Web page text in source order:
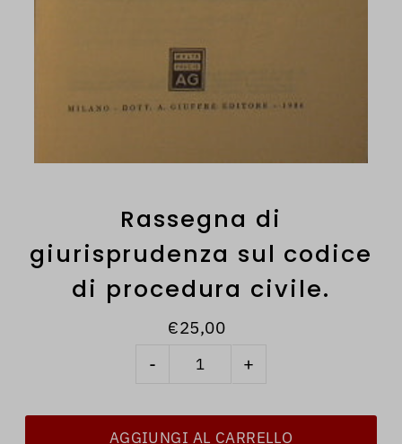
Rassegna di
giurisprudenza sul codice
di procedura civile.
€25,00
- +